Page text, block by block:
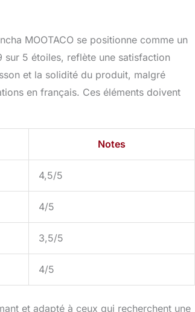
MOOTACO se positionne comme un
5 étoiles, reflète une satisfaction
et la solidité du produit, malgré
en français. Ces éléments doivent
Notes
4,5/5
4/5
3,5/5
4/5
et adapté à ceux qui recherchent une